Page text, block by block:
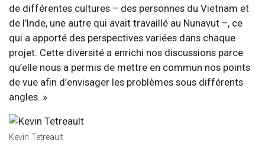
de différentes cultures – des personnes du Vietnam et
de l’Inde, une autre qui avait travaillé au Nunavut –, ce
qui a apporté des perspectives variées dans chaque
projet. Cette diversité a enrichi nos discussions parce
qu’elle nous a permis de mettre en commun nos points
de vue afin d’envisager les problèmes sous différents
angles. »
Kevin Tetreault